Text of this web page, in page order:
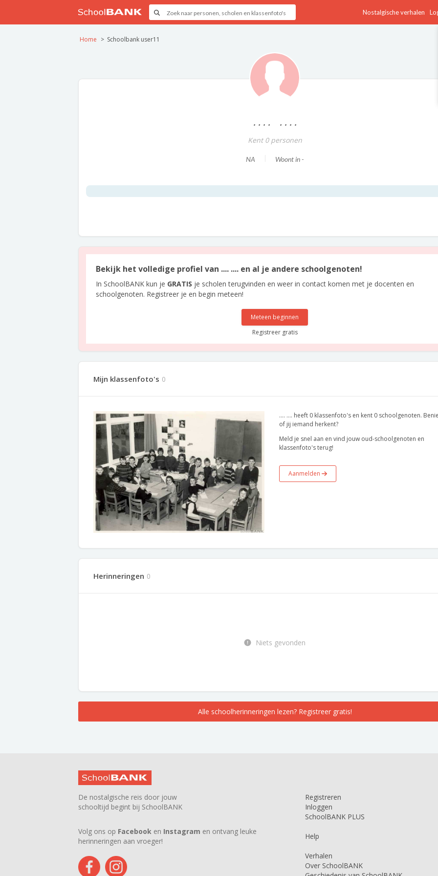
Nostalgische verhalen
Home Schoolbank user11
.... ....
Kent 0 personen
NA Woont in -
Bekijk het volledige profiel van .... .... en al je andere schoolgenoten!
In SchoolBANK kun je GRATIS je scholen terugvinden en weer in contact komen met je docenten en
schoolgenoten. Registreer je en begin meteen!
Meteen beginnen
Registreer gratis
Mijn klassenfoto's 0
.... .... heeft 0 klassenfoto's en kent 0 schoolgenoten.
of jij iemand herkent?
Meld je snel aan en vind jouw oud-schoolgenoten en
klassenfoto's terug!
Aanmelden
Herinneringen 0
Niets gevonden
Alle schoolherinneringen lezen? Registreer gratis!
De nostalgische reis door jouw
schooltijd begint bij SchoolBANK
Volg ons op Facebook en Instagram en ontvang leuke
herinneringen aan vroeger!
Registreren
Inloggen
SchoolBANK PLUS
Help
Verhalen
Over SchoolBANK